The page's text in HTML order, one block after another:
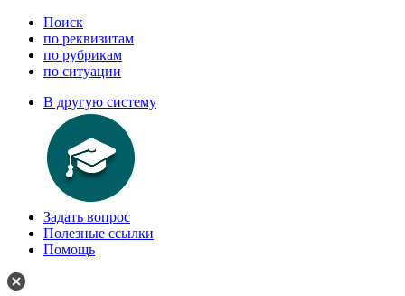
Поиск
по реквизитам
по рубрикам
по ситуации
В другую систему
Задать вопрос
Полезные ссылки
Помощь